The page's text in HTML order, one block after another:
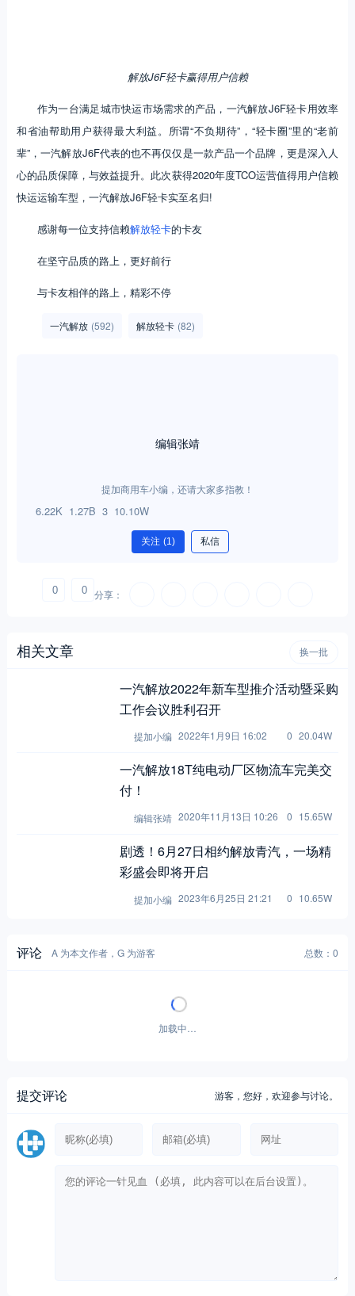
解放J6F轻卡赢得用户信赖
作为一台满足城市快运市场需求的产品，一汽解放J6F轻卡用效率
和省油帮助用户获得最大利益。所谓“不负期待”，“轻卡圈”里的“老前
辈”，一汽解放J6F代表的也不再仅仅是一款产品一个品牌，更是深入人
心的品质保障，与效益提升。此次获得2020年度TCO运营值得用户信赖
快运运输车型，一汽解放J6F轻卡实至名归!
感谢每一位支持信赖解放轻卡的卡友
在坚守品质的路上，更好前行
与卡友相伴的路上，精彩不停
一汽解放 (592) 解放轻卡 (82)
提加商用车小编，还请大家多指教！
关注 (1) 私信
一汽解放2022年新车型推介活动暨采购
提加小编 2022年1月9日 16:02 0 20.04W
一汽解放18T纯电动厂区物流车完美交
编辑张靖 2020年11月13日 10:26 0 15.65W
剧透！6月27日相约解放青汽，一场精
提加小编 2023年6月25日 21:21 0 10.65W